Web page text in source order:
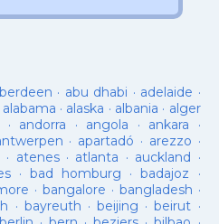
· abu dhabi · adelaide ·
alabama · alaska · albania · alger
· andorra · angola · ankara ·
· apartadó · arezzo ·
· atenes· atlanta · auckland ·
·bad homburg ·badajoz ·
·bangalore · bangladesh ·
· bayreuth ·beijing ·beirut ·